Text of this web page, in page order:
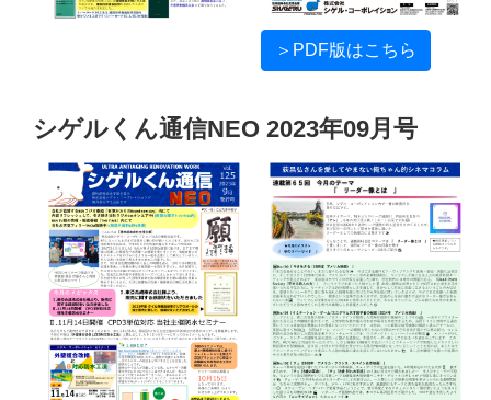
＞PDF版はこちら
シゲルくん通信NEO 2023年09月号